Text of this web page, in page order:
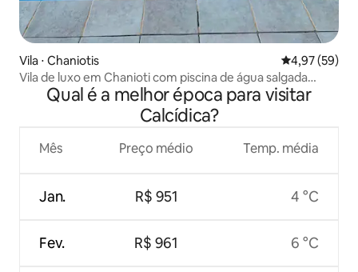
Vila ⋅ Chaniotis 4,97 de uma
4,97 (59)
Vila de luxo em Chanioti com piscina de água salgada
aquecidaQual é a melhor época para visitar
Calcídica?
Mês
Jan.
Fev.
Preço médio
R$ 951
R$ 961
Temp. média
4 °C
6 °C